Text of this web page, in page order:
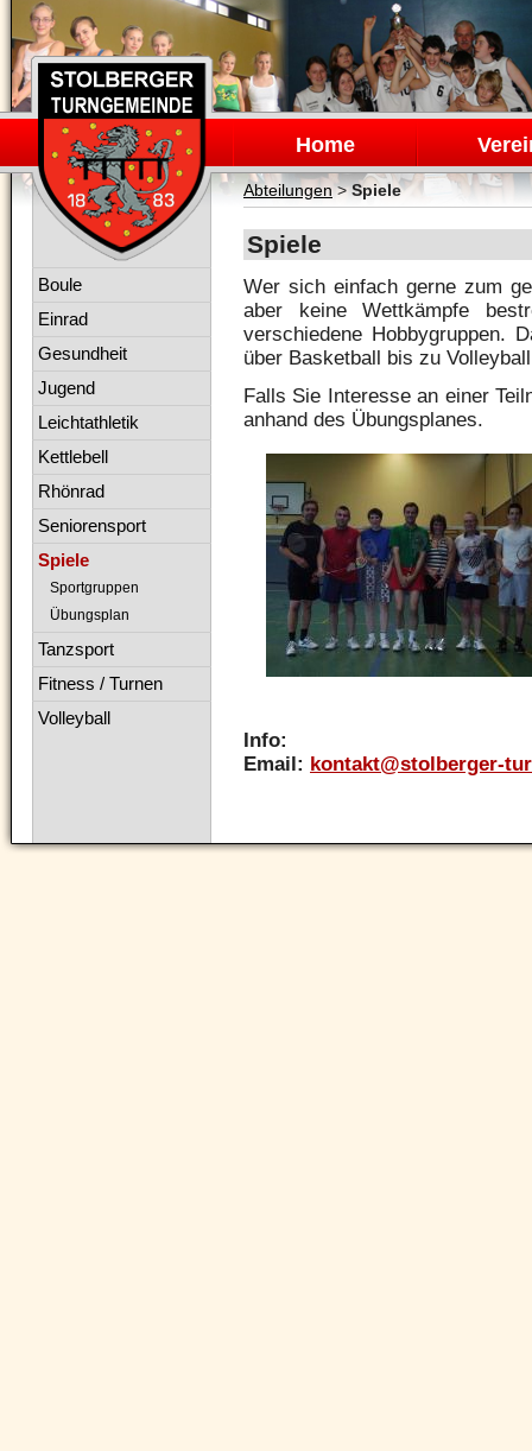
Navigation
überspringen
Home
Abteilungen>Spiele
Spiele
Wer sich einfach gerne zum
aber keine Wettkämpfe
verschiedene Hobbygruppen.
über Basketball bis zu
Falls Sie Interesse an einer
anhand des Übungsplanes.
Info:
Email: kontakt@stolberger-
Navigation
Boule
Einrad
Gesundheit
Jugend
Leichtathletik
Kettlebell
Rhönrad
Seniorensport
Spiele
Sportgruppen
Übungsplan
Tanzsport
Fitness / Turnen
Volleyball
Navigation